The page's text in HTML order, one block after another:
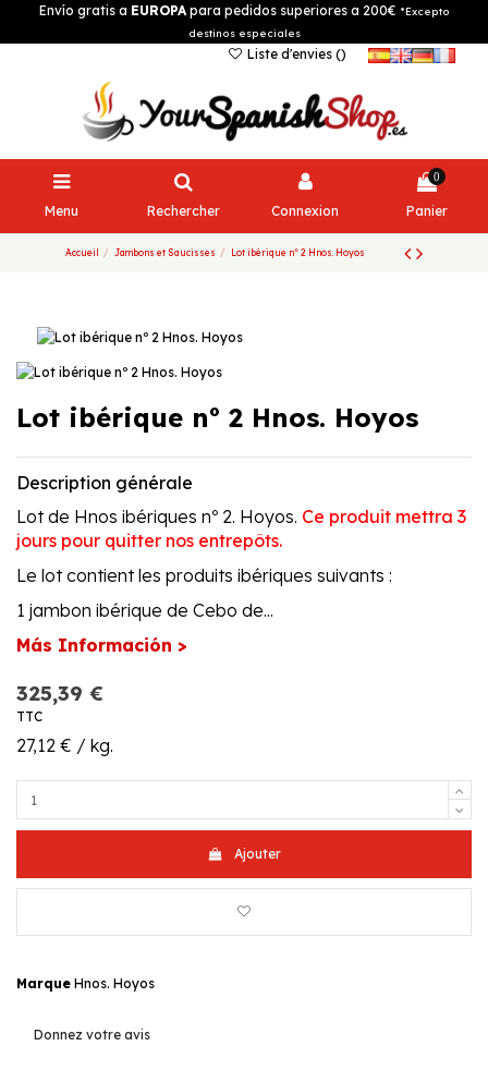
Envío gratis a EUROPApara pedidos superiores a 200€ *Excepto
destinos especiales
Liste d'envies ()
Menu Rechercher Connexion
0
Panier
Accueil Jambons et Saucisses Lot ibérique nº 2 Hnos. Hoyos
Lot ibérique nº 2 Hnos. Hoyos
Description générale
Lot de Hnos ibériques nº 2. Hoyos. Ce produit mettra 3
jours pour quitter nos entrepôts.
Le lot contient les produits ibériques suivants :
1 jambon ibérique de Cebo de...
Más Información >
325,39 €
TTC
27,12 € / kg.
Ajouter
Marque Hnos. Hoyos
Donnez votre avis